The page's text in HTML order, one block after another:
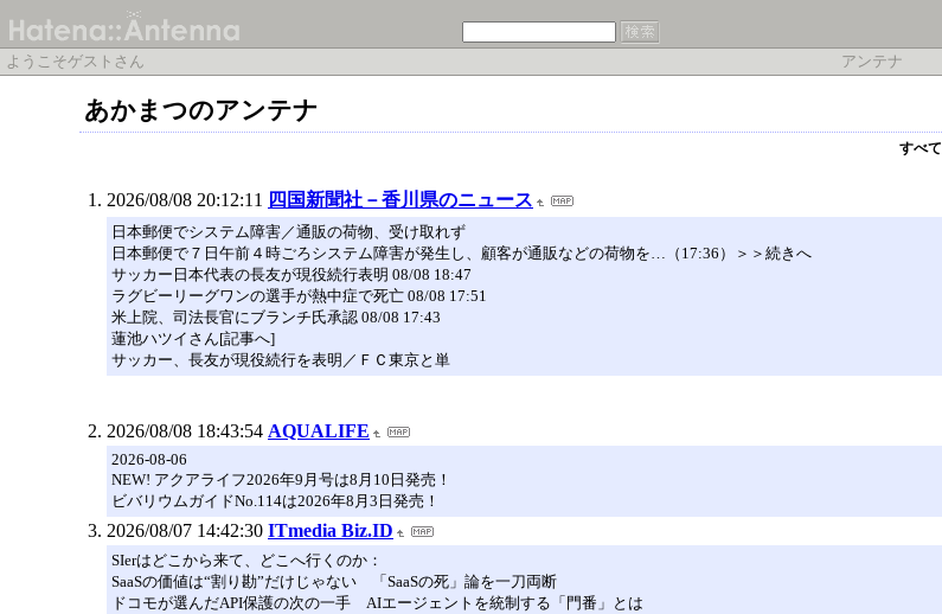
ようこそゲストさん アンテナ
あかまつのアンテナ
すべて
2026/08/08 20:12:11 四国新聞社－香川県のニュース
日本郵便でシステム障害／通販の荷物、受け取れず
日本郵便で７日午前４時ごろシステム障害が発生し、顧客が通販などの荷物を…（17:36）＞＞続きへ
サッカー日本代表の長友が現役続行表明 08/08 18:47
ラグビーリーグワンの選手が熱中症で死亡 08/08 17:51
米上院、司法長官にブランチ氏承認 08/08 17:43
蓮池ハツイさん[記事へ]
サッカー、長友が現役続行を表明／ＦＣ東京と単
2026/08/08 18:43:54 AQUALIFE
2026-08-06
NEW! アクアライフ2026年9月号は8月10日発売！
ビバリウムガイドNo.114は2026年8月3日発売！
2026/08/07 14:42:30 ITmedia Biz.ID
SIerはどこから来て、どこへ行くのか：
SaaSの価値は“割り勘”だけじゃない 「SaaSの死」論を一刀両断
ドコモが選んだAPI保護の次の一手 AIエージェントを統制する「門番」とは